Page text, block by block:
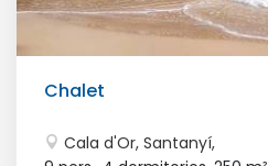
Chalet
Cala d'Or, Santanyí,